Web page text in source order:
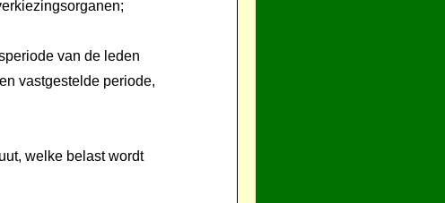
van de leden
vastgestelde periode,
welke belast wordt